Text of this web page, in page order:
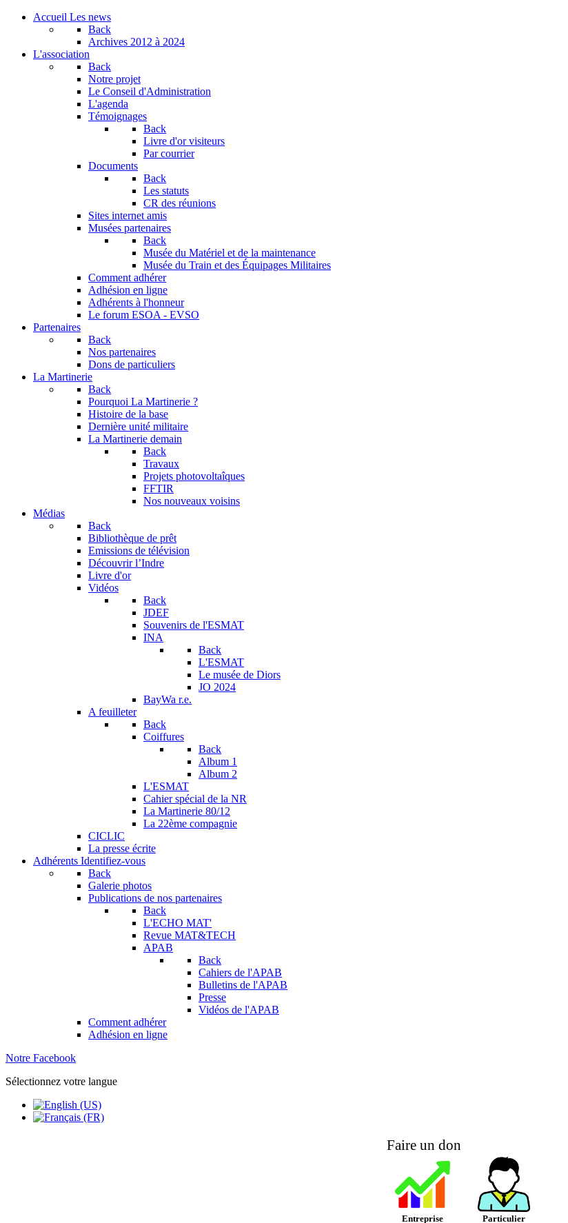
Accueil Les news
Back
Archives 2012 à 2024
L'association
Back
Notre projet
Le Conseil d'Administration
L'agenda
Témoignages
Back
Livre d'or visiteurs
Par courrier
Documents
Back
Les statuts
CR des réunions
Sites internet amis
Musées partenaires
Back
Musée du Matériel et de la maintenance
Musée du Train et des Équipages Militaires
Comment adhérer
Adhésion en ligne
Adhérents à l'honneur
Le forum ESOA - EVSO
Partenaires
Back
Nos partenaires
Dons de particuliers
La Martinerie
Back
Pourquoi La Martinerie ?
Histoire de la base
Dernière unité militaire
La Martinerie demain
Back
Travaux
Projets photovoltaîques
FFTIR
Nos nouveaux voisins
Médias
Back
Bibliothèque de prêt
Emissions de télévision
Découvrir l’Indre
Livre d'or
Vidéos
Back
JDEF
Souvenirs de l'ESMAT
INA
Back
L'ESMAT
Le musée de Diors
JO 2024
BayWa r.e.
A feuilleter
Back
Coiffures
Back
Album 1
Album 2
L'ESMAT
Cahier spécial de la NR
La Martinerie 80/12
La 22ème compagnie
CICLIC
La presse écrite
Adhérents Identifiez-vous
Back
Galerie photos
Publications de nos partenaires
Back
L'ECHO MAT'
Revue MAT&TECH
APAB
Back
Cahiers de l'APAB
Bulletins de l'APAB
Presse
Vidéos de l'APAB
Comment adhérer
Adhésion en ligne
Notre Facebook
Sélectionnez votre langue
Faire un don
Entreprise Particulier